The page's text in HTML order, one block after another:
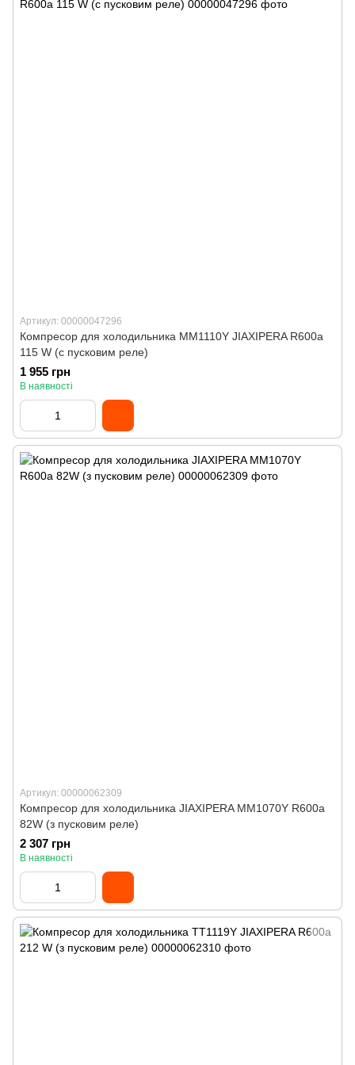
Артикул: 00000047296
Компресор для холодильника MM1110Y JIAXIPERA R600a
115 W (с пусковим реле)
1 955 грн
В наявності
Артикул: 00000062309
Компресор для холодильника JIAXIPERA MM1070Y R600a
82W (з пусковим реле)
2 307 грн
В наявності